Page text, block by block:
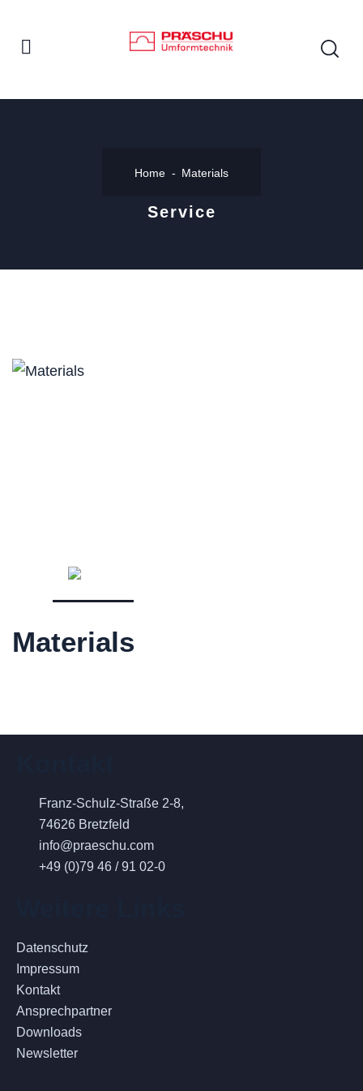
Home Materials
Service
Materials
Franz-Schulz-Straße 2-8,
74626 Bretzfeld
info@praeschu.com
+49 (0)79 46 / 91 02-0
Datenschutz
Impressum
Kontakt
Ansprechpartner
Downloads
Newsletter